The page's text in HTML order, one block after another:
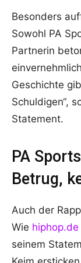
Besonders
Sowohl PA
Partnerin
Geschichte
Schuldigen“,
Statement.
PA
Betrug,
Auch der
Wie
seinem